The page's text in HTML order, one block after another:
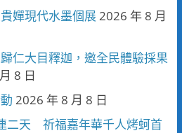
嬋現代水墨個展2026 年 8 月
仁大目釋迦，邀全民體驗採果
8 日
2026 年 8 月 8 日
二天 祈福嘉年華千人烤蚵首